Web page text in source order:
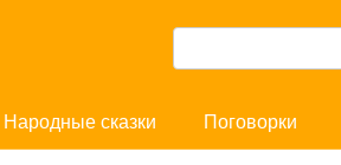
Народные сказки Поговорки